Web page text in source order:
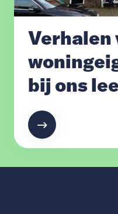
Verhalen
bij ons